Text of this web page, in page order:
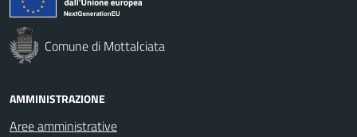
Comune di Mottalciata
AMMINISTRAZIONE
Aree amministrative